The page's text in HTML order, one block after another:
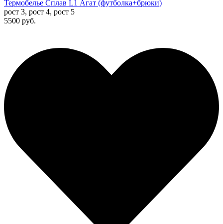
Термобелье Сплав L1 Агат (футболка+брюки)
рост 3, рост 4, рост 5
5500 руб.